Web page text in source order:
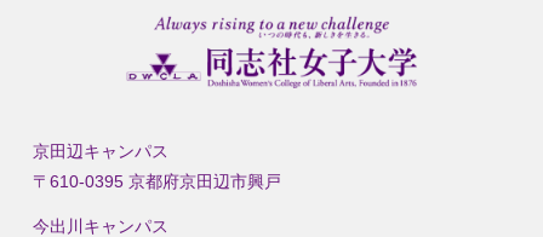
京田辺キャンパス
〒610-0395 京都府京田辺市興戸
今出川キャンパス